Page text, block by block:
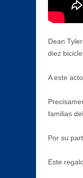
Dean
diez
A este
familias
Por su
Este